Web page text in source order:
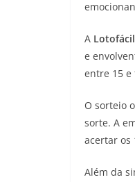
A Lotofácil
e
entre 15 e
O sorteio
sorte. A
acertar os
Além da